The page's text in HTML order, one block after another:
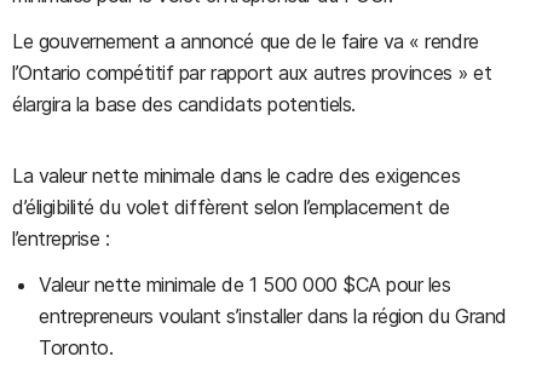
Le gouvernement a annoncé que de le faire va « rendre
l’Ontario compétitif par rapport aux autres provinces » et
élargira la base des candidats potentiels.
La valeur nette minimale dans le cadre des exigences
d’éligibilité du volet diffèrent selon l’emplacement de
l’entreprise :
Valeur nette minimale de 1 500 000 $CA pour les
entrepreneurs voulant s’installer dans la région du Grand
Toronto.